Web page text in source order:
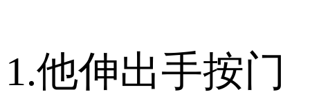
1.他伸出手按门